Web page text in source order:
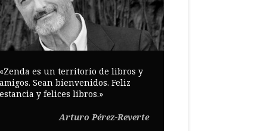
es un territorio de libros y
Sean bienvenidos. Feliz
y felices libros.»
Arturo Pérez-Reverte